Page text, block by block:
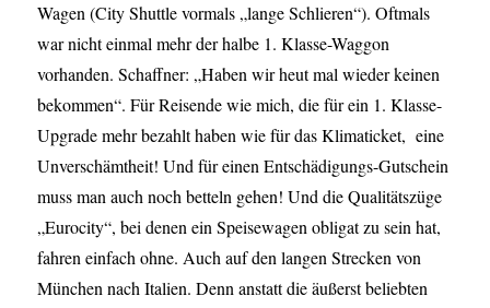
Wagen (City Shuttle vormals „lange Schlieren“). Oftmals
war nicht einmal mehr der halbe 1. Klasse-Waggon
vorhanden. Schaffner: „Haben wir heut mal wieder keinen
bekommen“. Für Reisende wie mich, die für ein 1. Klasse-
Upgrade mehr bezahlt haben wie für das Klimaticket, eine
Unverschämtheit! Und für einen Entschädigungs-Gutschein
muss man auch noch betteln gehen! Und die Qualitätszüge
„Eurocity“, bei denen ein Speisewagen obligat zu sein hat,
fahren einfach ohne. Auch auf den langen Strecken von
München nach Italien. Denn anstatt die äußerst beliebten